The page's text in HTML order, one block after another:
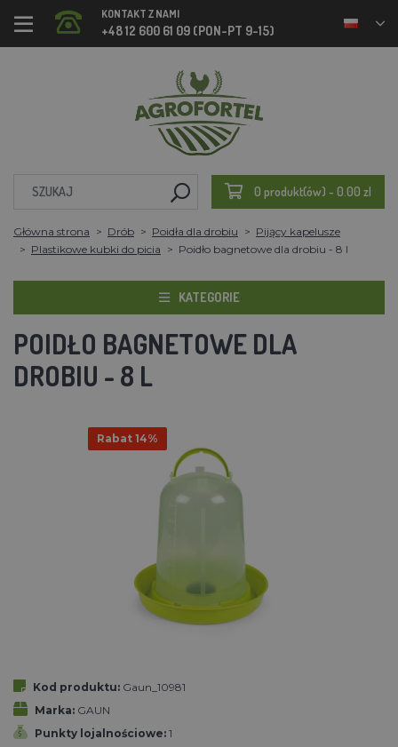
KONTAKT Z NAMI
+48 12 600 61 09 (PON-PT 9-15)
0 produkt(ów) - 0.00 zl
Główna strona Drób Poidła dla drobiu
Pijący kapelusze
Plastikowe kubki do picia
Poidło bagnetowe dla drobiu - 8 l
KATEGORIE
POIDŁO BAGNETOWE DLA
DROBIU - 8 L
Rabat 14%
Kod produktu: Gaun_10981
Marka: GAUN
Punkty lojalnościowe: 1